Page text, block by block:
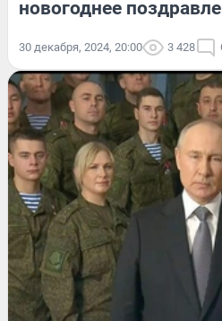
новогоднее
30 декабря, 2024, 20:00 3 428